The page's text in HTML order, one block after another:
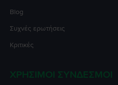
Blog
Συχνές ερωτήσεις
Κριτικές
ΧΡΉΣΙΜΟΙ ΣΎΝΔΕΣΜΟΙ